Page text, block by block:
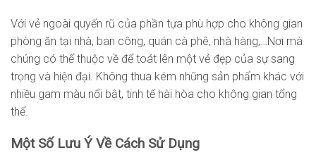
Với vẻ ngoài quyến rũ của phần tựa phù hợp cho không gian
phòng ăn tại nhà, ban công, quán cà phê, nhà hàng,…Nơi mà
chúng có thể thuộc về để toát lên một vẻ đẹp của sự sang
trọng và hiện đại. Không thua kém những sản phẩm khác với
nhiều gam màu nổi bật, tinh tế hài hòa cho không gian tổng
thể.
Một Số Lưu Ý Về Cách Sử Dụng